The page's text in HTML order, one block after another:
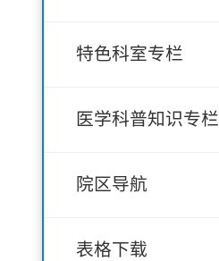
特色科室专栏
医学科普知识专栏
院区导航
表格下载